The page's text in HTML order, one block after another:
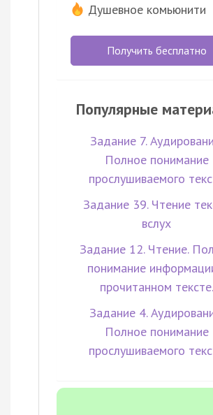
Душевное комьюнити
Получить бесплатно
Популярные
Задание 7.
Полное понимание
прослушиваемого
Задание 39. Чтение
вслух
Задание 12. Чтение.
понимание
прочитанном тексте.
Задание 4.
Полное понимание
прослушиваемого